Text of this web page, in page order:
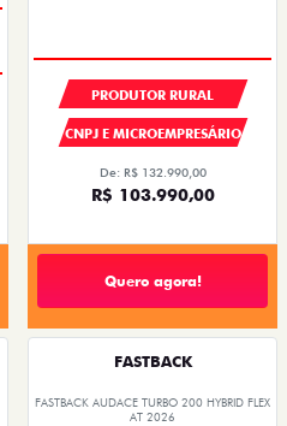
PRODUTOR RURAL
CNPJ E MICROEMPRESÁRIO
De: R$ 132.990,00
R$ 103.990,00
Quero agora!
FASTBACK
FASTBACK AUDACE TURBO 200 HYBRID FLEX
AT 2026